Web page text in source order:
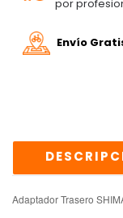
por
Envío
Adaptador Trasero